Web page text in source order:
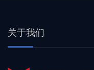
关于我们